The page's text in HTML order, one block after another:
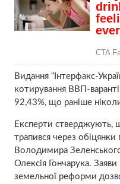
Видання “Інтерфакс-
котирування ВВП-
92,43%, що раніше
Експерти стверджують,
трапився через обіцянки
Володимира
Олексія Гончарука. Заяви
земельної реформи